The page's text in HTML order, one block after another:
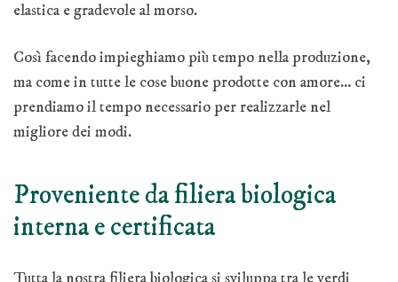
elastica e gradevole al morso.
Così facendo impieghiamo più tempo nella produzione,
ma come in tutte le cose buone prodotte con amore… ci
prendiamo il tempo necessario per realizzarle nel
migliore dei modi.
Proveniente da filiera biologica
interna e certificata